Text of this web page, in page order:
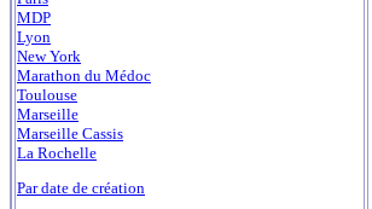
MDP
Lyon
New York
Marathon du Médoc
Toulouse
Marseille
Marseille Cassis
La Rochelle
Par date de création